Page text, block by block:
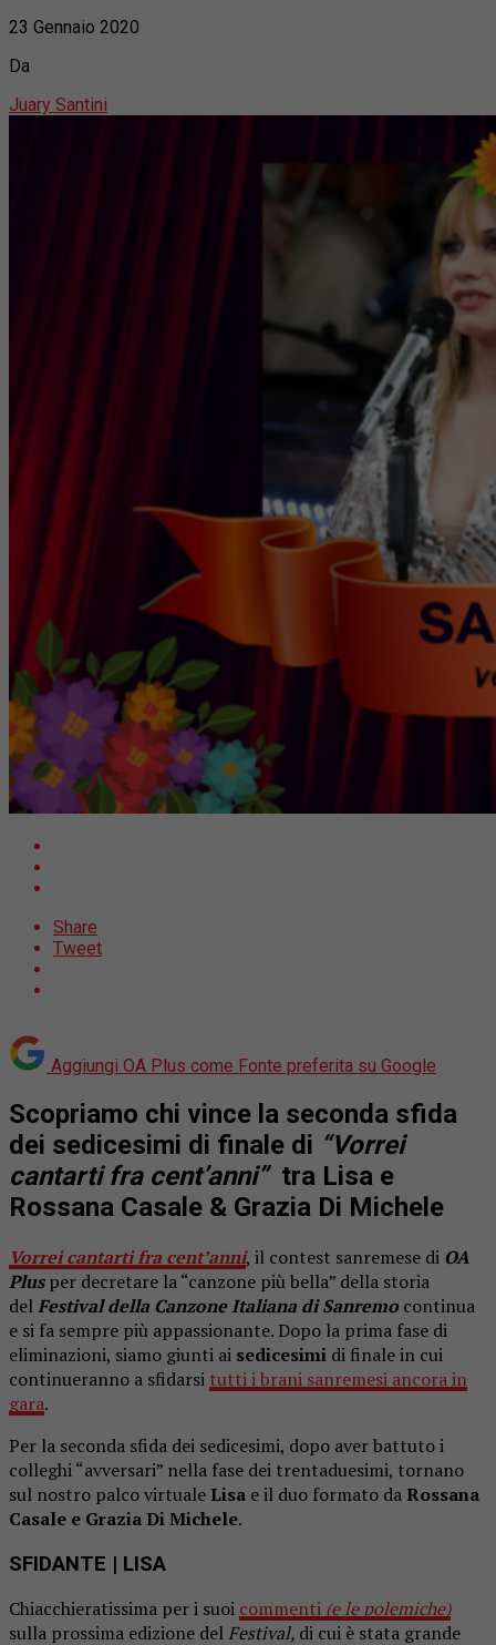
23 Gennaio 2020
Da
Juary Santini
Share
Tweet
Aggiungi OA Plus come Fonte preferita su Google
Scopriamo chi vince la seconda sfida
dei sedicesimi di finale di “Vorrei
cantarti fra cent’anni” tra Lisa e
Rossana Casale & Grazia Di Michele
Vorrei cantarti fra cent’anni, il contest sanremese di OA
Plusper decretare la “canzone più bella” della storia
delFestival della Canzone Italiana di Sanremo continua
e si fa sempre più appassionante. Dopo la prima fase di
eliminazioni, siamo giunti ai sedicesimi di finale in cui
continueranno a sfidarsi tutti i brani sanremesi ancora in
gara.
Per la seconda sfida dei sedicesimi, dopo aver battuto i
colleghi “avversari” nella fase dei trentaduesimi, tornano
sul nostro palco virtuale Lisa e il duo formato da Rossana
Casale e Grazia Di Michele.
SFIDANTE | LISA
Chiacchieratissima per i suoi commenti (e le polemiche)
sulla prossima edizione delFestival, di cui è stata grande